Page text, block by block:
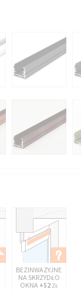
BEZINWAZYJNE
NA SKRZYDŁO
OKNA +52ZŁ